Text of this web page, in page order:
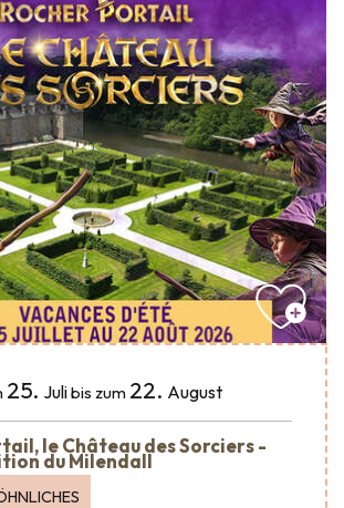
25. Julibis zum 22. August
le Château des Sorciers -
du Milendall